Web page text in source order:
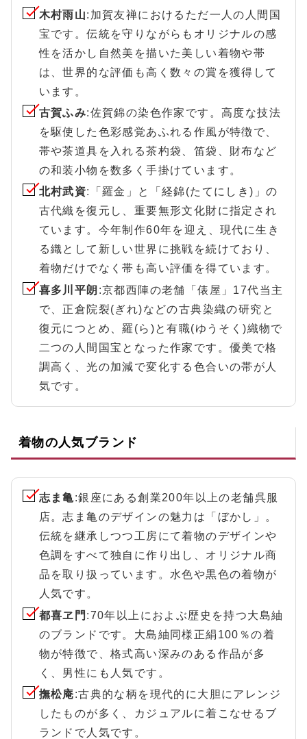
木村雨山:加賀友禅におけるただ一人の人間国
宝です。伝統を守りながらもオリジナルの感
性を活かし自然美を描いた美しい着物や帯
は、世界的な評価も高く数々の賞を獲得して
います。
古賀ふみ:佐賀錦の染色作家です。高度な技法
を駆使した色彩感覚あふれる作風が特徴で、
帯や茶道具を入れる茶杓袋、笛袋、財布など
の和装小物を数多く手掛けています。
北村武資:「羅金」と「経錦(たてにしき)」の
古代織を復元し、重要無形文化財に指定され
ています。今年制作60年を迎え、現代に生き
る織として新しい世界に挑戦を続けており、
着物だけでなく帯も高い評価を得ています。
喜多川平朗 :京都西陣の老舗「俵屋」17代当主
で、正倉院裂(ぎれ)などの古典染織の研究と
復元につとめ、羅(ら)と有職(ゆうそく)織物で
二つの人間国宝となった作家です。優美で格
調高く、光の加減で変化する色合いの帯が人
気です。
着物の人気ブランド
志ま亀:銀座にある創業200年以上の老舗呉服
店。志ま亀のデザインの魅力は「ぼかし」。
伝統を継承しつつ工房にて着物のデザインや
色調をすべて独自に作り出し、オリジナル商
品を取り扱っています。水色や黒色の着物が
人気です。
都喜ヱ門 :70年以上におよぶ歴史を持つ大島紬
のブランドです。大島紬同様正絹100％の着
物が特徴で、格式高い深みのある作品が多
く、男性にも人気です。
撫松庵:古典的な柄を現代的に大胆にアレンジ
したものが多く、カジュアルに着こなせるブ
ランドで人気です。